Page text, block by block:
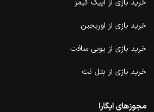
خرید بازی از اپیک گیمز
خرید بازی از اوریجین
خرید بازی از یوبی سافت
خرید بازی از بتل نت
مجوزهای ایگارا